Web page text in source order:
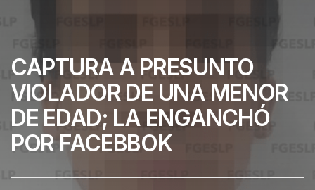
CAPTURA A PRESUNTO
VIOLADOR DE UNA MENOR
DE EDAD; LA ENGANCHÓ
POR FACEBBOK